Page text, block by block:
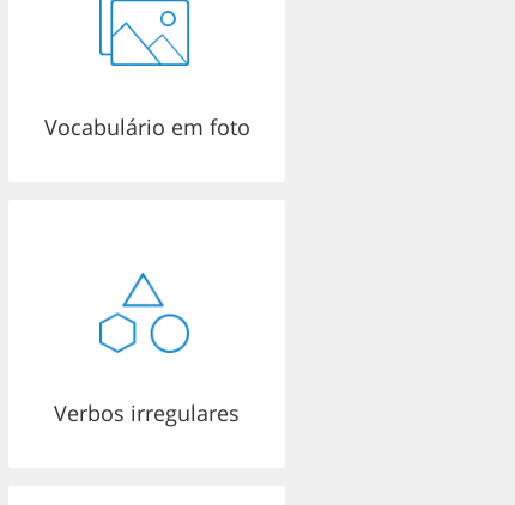
Vocabulário em foto
Verbos irregulares